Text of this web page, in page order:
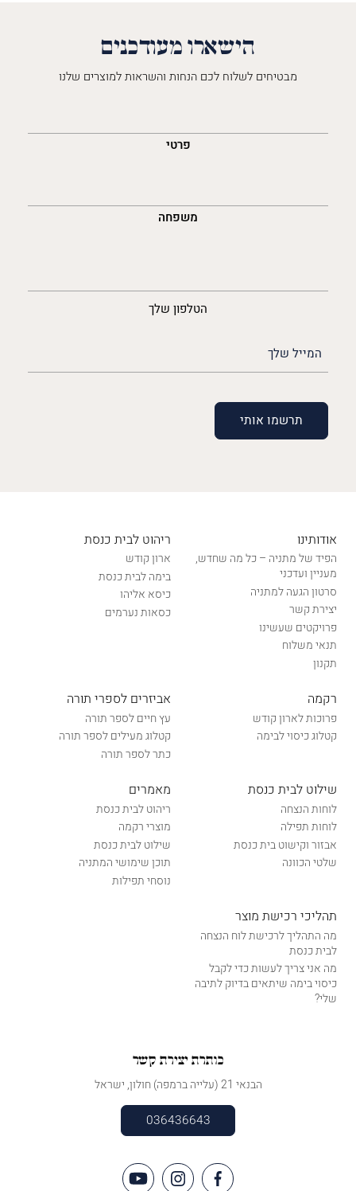
הישארו מעודכנים
מבטיחים לשלוח לכם הנחות והשראות למוצרים שלנו
פרטי
משפחה
הטלפון שלך
(חובה)
אודותינו
הפיד של מתניה – כל מה שחדש,
מעניין ועדכני
סרטון הגעה למתניה
יצירת קשר
פרויקטים שעשינו
תנאי משלוח
תקנון
ריהוט לבית כנסת
ארון קודש
בימה לבית כנסת
כיסא אליהו
כסאות נערמים
רקמה
פרוכות לארון קודש
קטלוג כיסוי לבימה
אביזרים לספרי תורה
עץ חיים לספר תורה
קטלוג מעילים לספר תורה
כתר לספר תורה
שילוט לבית כנסת
לוחות הנצחה
לוחות תפילה
אבזור וקישוט בית כנסת
שלטי הכוונה
מאמרים
ריהוט לבית כנסת
מוצרי רקמה
שילוט לבית כנסת
תוכן שימושי המתניה
נוסחי תפילות
תהליכי רכישת מוצר
מה התהליך לרכישת לוח הנצחה
לבית כנסת
מה אני צריך לעשות כדי לקבל
כיסוי בימה שיתאים בדיוק לתיבה
שלי?
כותרת יצירת קשר
הבנאי 21 (עלייה ברמפה) חולון, ישראל
036436643